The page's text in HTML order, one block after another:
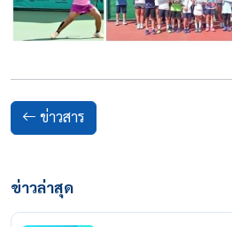
ข่าวสาร
ข่าวล่าสุด